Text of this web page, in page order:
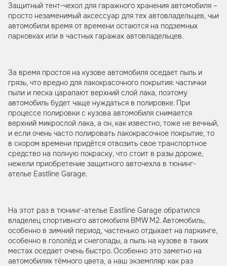
Защитный тент-чехол для гаражного хранения автомобиля –
просто незаменимый аксессуар для тех автовладельцев, чьи
автомобили время от времени остаются на подземных
парковках или в частных гаражах автовладельцев.
За время простоя на кузове автомобиля оседает пыль и
грязь, что вредно для лакокрасочного покрытия: частички
пыли и песка царапают верхний слой лака, поэтому
автомобиль будет чаще нуждаться в полировке. При
процессе полировки с кузова автомобиля снимается
верхний микрослой лака, а он, как известно, тоже не вечный,
и если очень часто полировать лакокрасочное покрытие, то
в скором времени придётся отвозить свое транспортное
средство на полную покраску, что стоит в разы дороже,
нежели приобретение защитного авточехла в тюнинг-
ателье Eastline Garage.
На этот раз в тюнинг-ателье Eastline Garage обратился
владелец спортивного автомобиля BMW M2. Автомобиль,
особенно в зимний период, частенько отдыхает на паркинге,
особенно в гололёд и снегопады, а пыль на кузове в таких
местах оседает очень быстро. Особенно это заметно на
автомобилях тёмного цвета, а наш экземпляр как раз